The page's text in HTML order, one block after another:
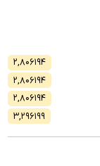
۲,۸۰۶۱۹۴
۲,۸۰۶۱۹۴
۲,۸۰۶۱۹۴
۳,۲۹۶۱۹۹